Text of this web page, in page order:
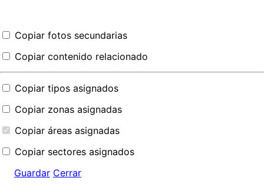
Copiar fotos secundarias
Copiar contenido relacionado
Copiar tipos asignados
Copiar zonas asignadas
Copiar áreas asignadas
Copiar sectores asignados
Guardar Cerrar